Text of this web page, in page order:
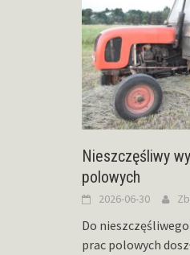
Nieszczęśliwy
polowych
2026-06-30
Do
prac polowych